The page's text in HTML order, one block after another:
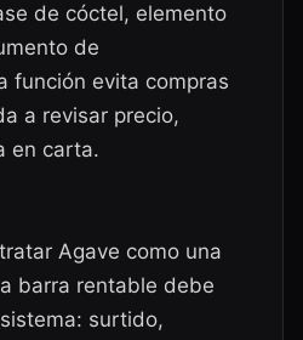
de cóctel, elemento
de
función evita compras
a revisar precio,
en carta.
Agave como una
barra rentable debe
surtido,